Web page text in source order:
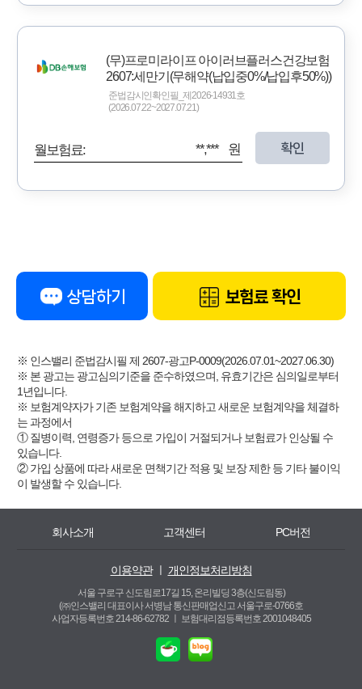
(무)프로미라이프 아이러브플러스건강보험
2607:세만기(무해약(납입중0%/납입후50%))
준법감시인확인필_제2026-14931호
(2026.07.22~2027.07.21)
월보험료: **,*** 원 확인
상담하기 보험료 확인
※ 인스밸리 준법감시필 제 2607-광고P-0009(2026.07.01~2027.06.30)
※ 본 광고는 광고심의기준을 준수하였으며, 유효기간은 심의일로부터
1년입니다.
※ 보험계약자가 기존 보험계약을 해지하고 새로운 보험계약을 체결하
는 과정에서
① 질병이력, 연령증가 등으로 가입이 거절되거나 보험료가 인상될 수
있습니다.
② 가입 상품에 따라 새로운 면책기간 적용 및 보장 제한 등 기타 불이익
이 발생할 수 있습니다.
회사소개 고객센터 PC버전
이용약관ㅣ 개인정보처리방침
서울 구로구 신도림로17길 15, 온리빌딩 3층(신도림동)
(㈜인스밸리 대표이사 서병남 통신판매업신고 서울구로-0766호
사업자등록번호 214-86-62782 ㅣ
보험대리점등록번호 2001048405